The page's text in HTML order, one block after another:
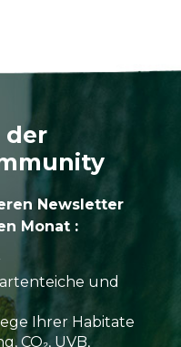
der
Newsletter
Monat :
und
Ihrer Habitate
CO₂, UVB,